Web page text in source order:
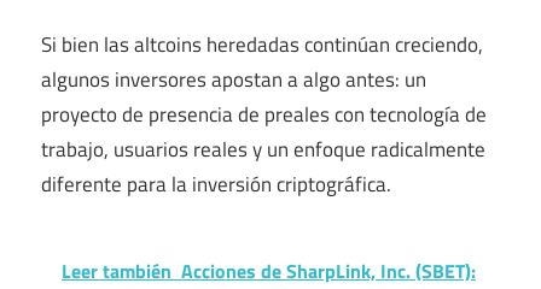
Si bien las altcoins heredadas continúan creciendo,
algunos inversores apostan a algo antes: un
proyecto de presencia de preales con tecnología de
trabajo, usuarios reales y un enfoque radicalmente
diferente para la inversión criptográfica.
Leer también Acciones de SharpLink, Inc. (SBET):